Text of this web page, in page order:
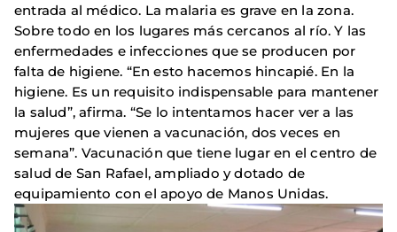
entrada al médico. La malaria es grave en la zona.
Sobre todo en los lugares más cercanos al río. Y las
enfermedades e infecciones que se producen por
falta de higiene. “En esto hacemos hincapié. En la
higiene. Es un requisito indispensable para mantener
la salud”, afirma. “Se lo intentamos hacer ver a las
mujeres que vienen a vacunación, dos veces en
semana”. Vacunación que tiene lugar en el centro de
salud de San Rafael, ampliado y dotado de
equipamiento con el apoyo de Manos Unidas.